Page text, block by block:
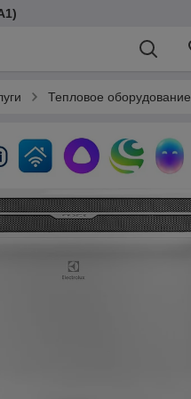
Тепловое оборудование